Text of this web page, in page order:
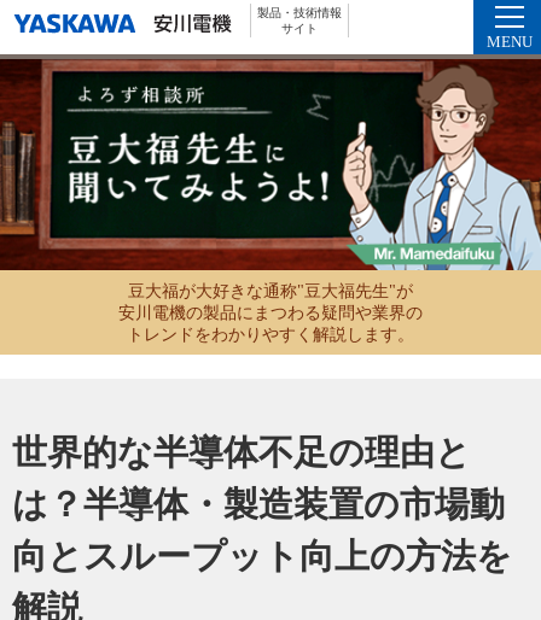
製品・技術情報
サイト
MENU
豆大福が大好きな通称"豆大福先生"が
安川電機の製品にまつわる疑問や業界の
トレンドをわかりやすく解説します。
世界的な半導体不足の理由と
は？半導体・製造装置の市場動
向と スループット向上の方法を
解説